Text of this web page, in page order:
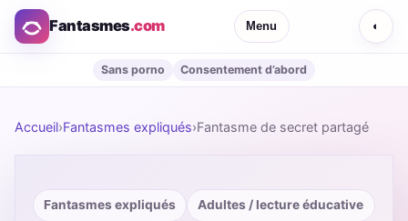
Fantasmes.com Menu ◐
Sans porno Consentement d’abord
Accueil›Fantasmes expliqués›Fantasme de secret partagé
Fantasmes expliqués Adultes / lecture éducative